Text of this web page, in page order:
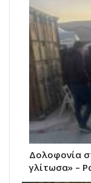
Δολοφονία
γλίτωσα» –